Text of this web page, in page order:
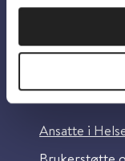
Ansatte i